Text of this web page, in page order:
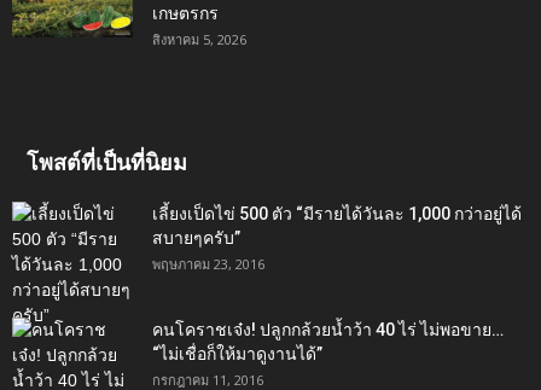
เกษตรกร
สิงหาคม 5, 2026
โพสต์ที่เป็นที่นิยม
เลี้ยงเป็ดไข่ 500 ตัว “มีรายได้วันละ 1,000 กว่าอยู่ได้
สบายๆครับ”
พฤษภาคม 23, 2016
คนโคราชเจ๋ง! ปลูกกล้วยน้ำว้า 40 ไร่ ไม่พอขาย…
“ไม่เชื่อก็ให้มาดูงานได้”‬
กรกฎาคม 11, 2016